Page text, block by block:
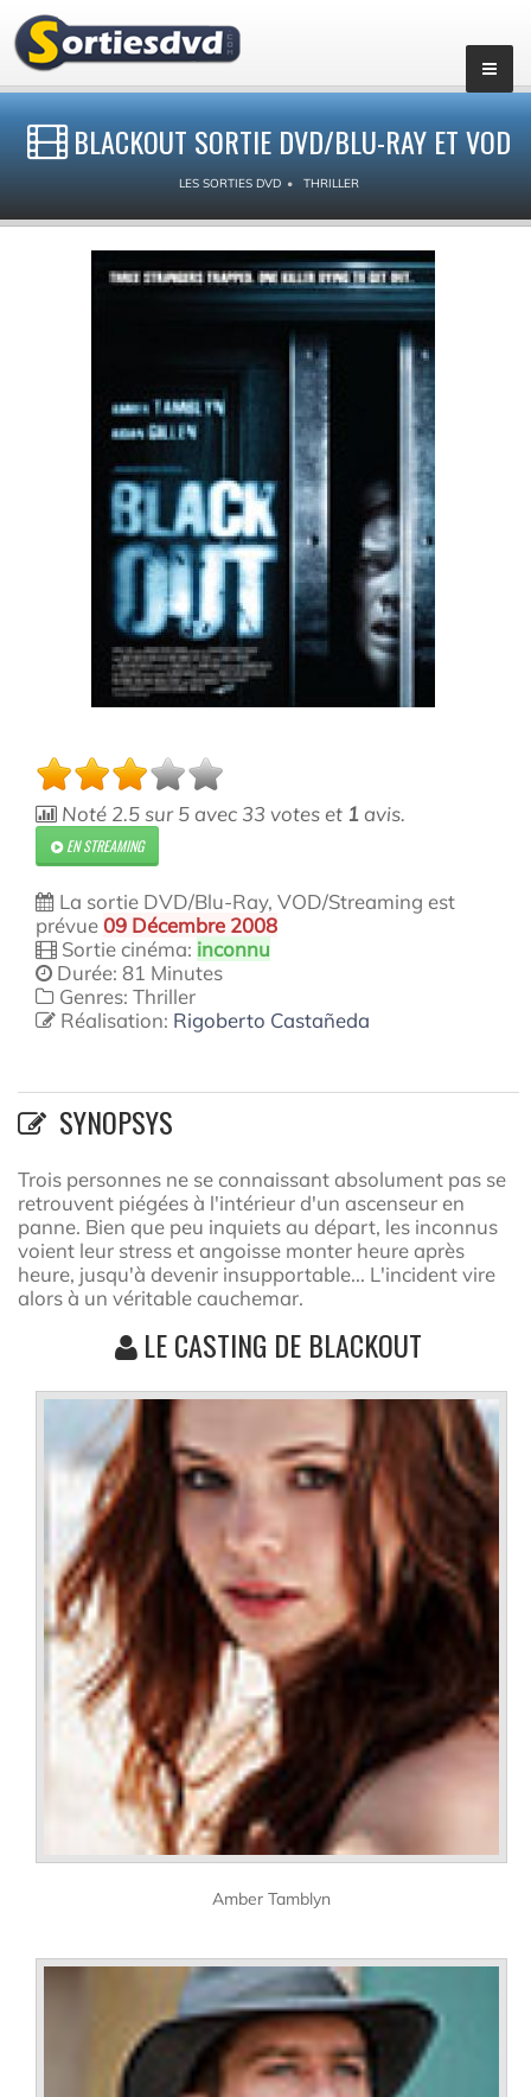
BLACKOUT SORTIE DVD/BLU-RAY ET VOD
LES SORTIES DVD THRILLER
Noté 2.5sur5 avec 33 votes et 1 avis.
EN STREAMING
La sortie DVD/Blu-Ray, VOD/Streaming est
prévue09 Décembre 2008
Sortie cinéma: inconnu
Durée: 81 Minutes
Genres: Thriller
Réalisation: Rigoberto Castañeda
SYNOPSYS
Trois personnes ne se connaissant absolument pas se
retrouvent piégées à l'intérieur d'un ascenseur en
panne. Bien que peu inquiets au départ, les inconnus
voient leur stress et angoisse monter heure après
heure, jusqu'à devenir insupportable... L'incident vire
alors à un véritable cauchemar.
LE CASTING DE BLACKOUT
Amber Tamblyn